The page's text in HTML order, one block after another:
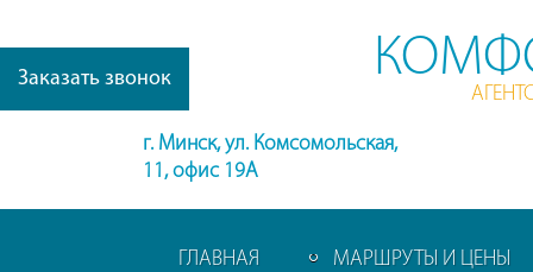
Заказать звонок
г. Минск, ул. Комсомольская,
11, офис 19А
ГЛАВНАЯ МАРШРУТЫ И ЦЕНЫ